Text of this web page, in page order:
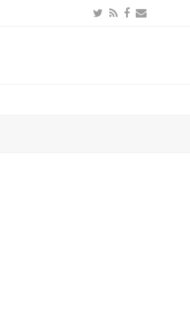
Twitter
RSSFacebook
Email